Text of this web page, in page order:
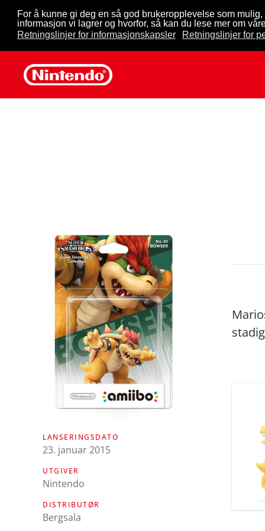
For å kunne gi deg en så god brukeropplevelse som
informasjon vi lagrer og hvorfor, så kan du lese mer om
Retningslinjer for informasjonskapsler
Retningslinjer for
Skip to main content
LANSERINGSDATO
23. januar 2015
UTGIVER
Nintendo
DISTRIBUTØR
Bergsala